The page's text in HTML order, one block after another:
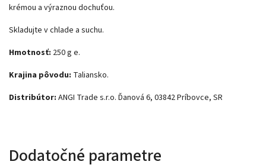
krémou a výraznou dochuťou.
Skladujte v chlade a suchu.
Hmotnosť: 250 g e.
Krajina pôvodu: Taliansko.
Distribútor: ANGI Trade s.r.o. Ďanová 6, 03842 Príbovce, SR
Dodatočné parametre